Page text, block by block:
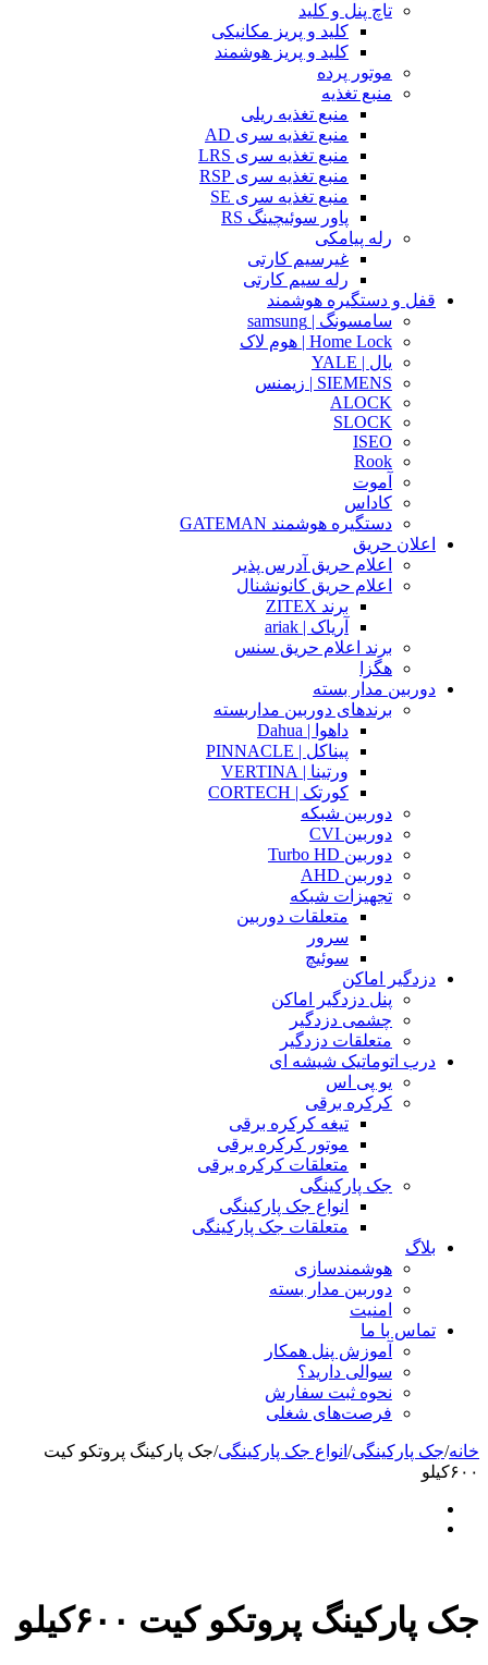
تاچ پنل و کلید
کلید و پریز مکانیکی
کلید و پریز هوشمند
موتور پرده
منبع تغذیه
منبع تغذیه ریلی
منبع تغذیه سری AD
منبع تغذیه سری LRS
منبع تغذیه سری RSP
منبع تغذیه سری SE
پاور سوئیچینگ RS
رله پیامکی
غیرسیم کارتی
رله سیم کارتی
قفل و دستگیره هوشمند
سامسونگ | samsung
Home Lock | هوم لاک
یال | YALE
SIEMENS | زیمنس
ALOCK
SLOCK
ISEO
Rook
آموت
کاداس
دستگیره هوشمند GATEMAN
اعلان حریق
اعلام حریق آدرس پذیر
اعلام حریق کانونشنال
برند ZITEX
آریاک | ariak
برند اعلام حریق سنس
هگزا
دوربین مدار بسته
برندهای دوربین مداربسته
داهوا | Dahua
پیناکل | PINNACLE
ورتینا | VERTINA
کورتک | CORTECH
دوربین شبکه
دوربین CVI
دوربین Turbo HD
دوربین AHD
تجهیزات شبکه
متعلقات دوربین
سرور
سوئیچ
دزدگیر اماکن
پنل دزدگیر اماکن
چشمی دزدگیر
متعلقات دزدگیر
درب اتوماتیک شیشه ای
یو پی اس
کرکره برقی
تیغه کرکره برقی
موتور کرکره برقی
متعلقات کرکره برقی
جک پارکینگی
انواع جک پارکینگی
متعلقات جک پارکینگی
بلاگ
هوشمندسازی
دوربین مدار بسته
امنیت
تماس با ما
آموزش پنل همکار
سوالی دارید؟
نحوه ثبت سفارش
فرصت‌های شغلی
خانه/جک پارکینگی/ انواع جک پارکینگی/جک پارکینگ پروتکو کیت
۶۰۰کیلو
جک پارکینگ پروتکو کیت ۶۰۰کیلو